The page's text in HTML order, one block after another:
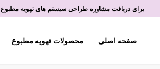
برای دریافت مشاوره طراحی سیستم های تهویه مطبوع
صفحه اصلی محصولات تهویه مطبوع